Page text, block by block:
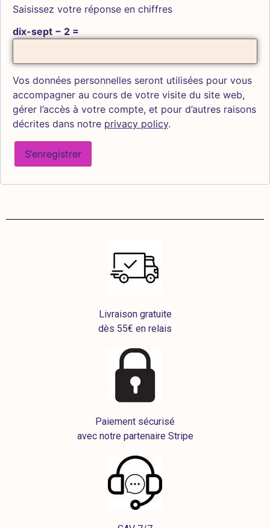
Saisissez votre réponse en chiffres
dix-sept − 2 =
Vos données personnelles seront utilisées pour vous
accompagner au cours de votre visite du site web,
gérer l’accès à votre compte, et pour d’autres raisons
décrites dans notre privacy policy.
S’enregistrer
Livraison gratuite
dès 55€ en relais
Paiement sécurisé
avec notre partenaire Stripe